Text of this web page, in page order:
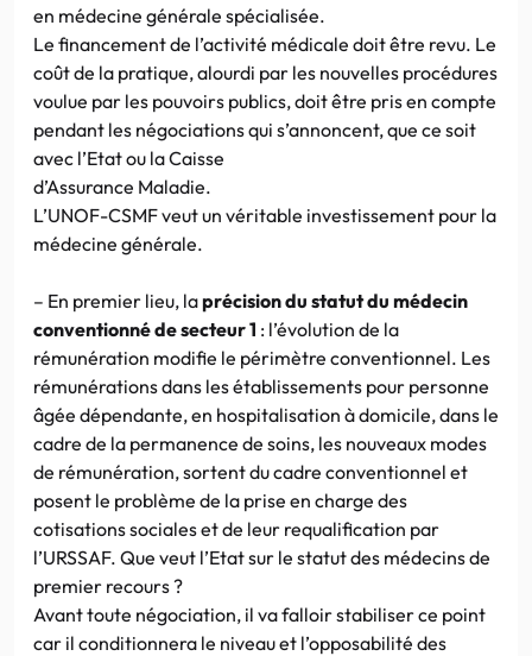
en médecine générale spécialisée.
Le financement de l’activité médicale doit être revu. Le
coût de la pratique, alourdi par les nouvelles procédures
voulue par les pouvoirs publics, doit être pris en compte
pendant les négociations qui s’annoncent, que ce soit
avec l’Etat ou la Caisse
d’Assurance Maladie.
L’UNOF-CSMF veut un véritable investissement pour la
médecine générale.
– En premier lieu, laprécision du statut du médecin
conventionné de secteur 1 : l’évolution de la
rémunération modifie le périmètre conventionnel. Les
rémunérations dans les établissements pour personne
âgée dépendante, en hospitalisation à domicile, dans le
cadre de la permanence de soins, les nouveaux modes
de rémunération, sortent du cadre conventionnel et
posent le problème de la prise en charge des
cotisations sociales et de leur requalification par
l’URSSAF. Que veut l’Etat sur le statut des médecins de
premier recours ?
Avant toute négociation, il va falloir stabiliser ce point
car il conditionnera le niveau et l’opposabilité des